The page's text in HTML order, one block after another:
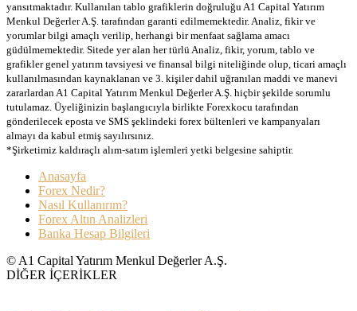
yansıtmaktadır. Kullanılan tablo grafiklerin doğruluğu A1 Capital Yatırım
Menkul Değerler A.Ş. tarafından garanti edilmemektedir. Analiz, fikir ve
yorumlar bilgi amaçlı verilip, herhangi bir menfaat sağlama amacı
güdülmemektedir. Sitede yer alan her türlü Analiz, fikir, yorum, tablo ve
grafikler genel yatırım tavsiyesi ve finansal bilgi niteliğinde olup, ticari amaçlı
kullanılmasından kaynaklanan ve 3. kişiler dahil uğranılan maddi ve manevi
zararlardan A1 Capital Yatırım Menkul Değerler A.Ş. hiçbir şekilde sorumlu
tutulamaz. Üyeliğinizin başlangıcıyla birlikte Forexkocu tarafından
gönderilecek eposta ve SMS şeklindeki forex bültenleri ve kampanyaları
almayı da kabul etmiş sayılırsınız.
*Şirketimiz kaldıraçlı alım-satım işlemleri yetki belgesine sahiptir.
Anasayfa
Forex Nedir?
Nasıl Kullanırım?
Forex Altın Analizleri
Banka Hesap Bilgileri
© A1 Capital Yatırım Menkul Değerler A.Ş.
DİĞER İÇERİKLER